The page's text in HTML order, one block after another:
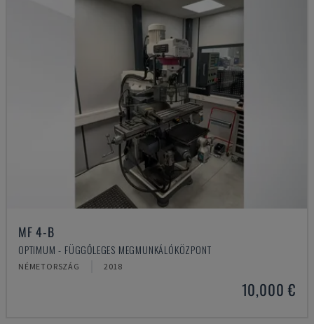
MF 4-B
OPTIMUM - FÜGGŐLEGES MEGMUNKÁLÓKÖZPONT
NÉMETORSZÁG 2018
10,000 €